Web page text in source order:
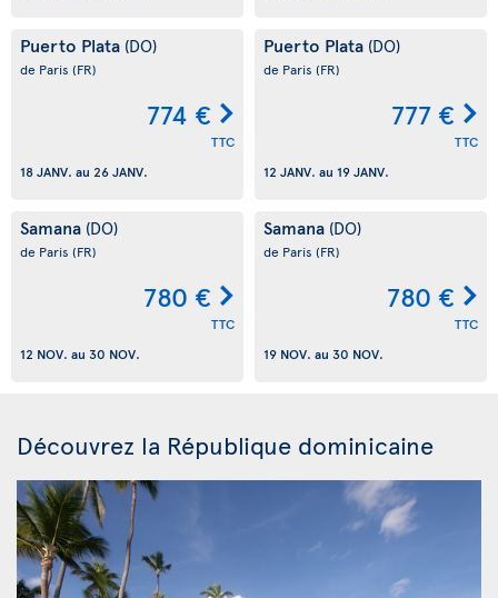
Puerto Plata (DO)
de Paris (FR)
774 €
TTC
18 JANV. au 26 JANV.
Puerto Plata (DO)
de Paris (FR)
777 €
TTC
12 JANV. au 19 JANV.
Samana (DO)
de Paris (FR)
780 €
TTC
12 NOV. au 30 NOV.
Samana (DO)
de Paris (FR)
780 €
TTC
19 NOV. au 30 NOV.
Découvrez la République dominicaine